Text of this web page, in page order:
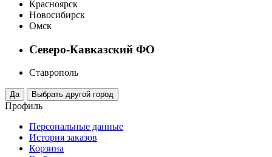
Красноярск
Новосибирск
Омск
Северо-Кавказский ФО
Ставрополь
Профиль
Персональные данные
История заказов
Корзина